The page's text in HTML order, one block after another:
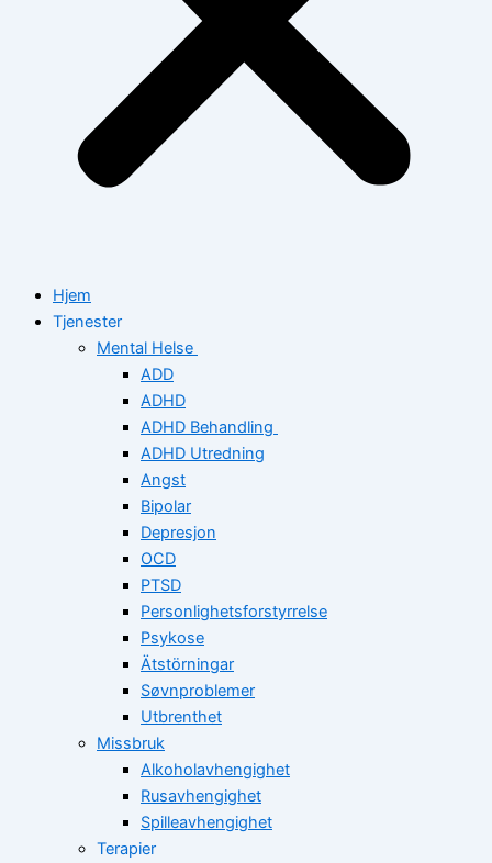
Hjem
Tjenester
Mental Helse
ADD
ADHD
ADHD Behandling
ADHD Utredning
Angst
Bipolar
Depresjon
OCD
PTSD
Personlighetsforstyrrelse
Psykose
Ätstörningar
Søvnproblemer
Utbrenthet
Missbruk
Alkoholavhengighet
Rusavhengighet
Spilleavhengighet
Terapier